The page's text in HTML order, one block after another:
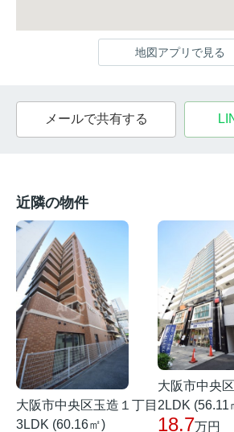
地図アプリで見る
メールで共有する
近隣の物件
大阪市中央区玉造１丁目
3LDK (60.16㎡)
大阪市中央
2LDK (56.11
18.7万円